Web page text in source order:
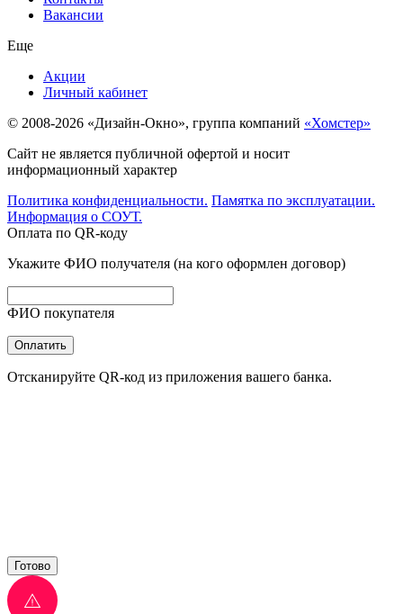
Вакансии
Еще
Акции
Личный кабинет
© 2008-2026 «Дизайн-Окно», группа компаний «Хомстер»
Сайт не является публичной офертой и носит
информационный характер
Политика конфиденциальности. Памятка по эксплуатации.
Информация о СОУТ.
Оплата по QR-коду
Укажите ФИО получателя (на кого оформлен договор)
ФИО покупателя
Оплатить
Отсканируйте QR-код из приложения вашего банка.
Готово